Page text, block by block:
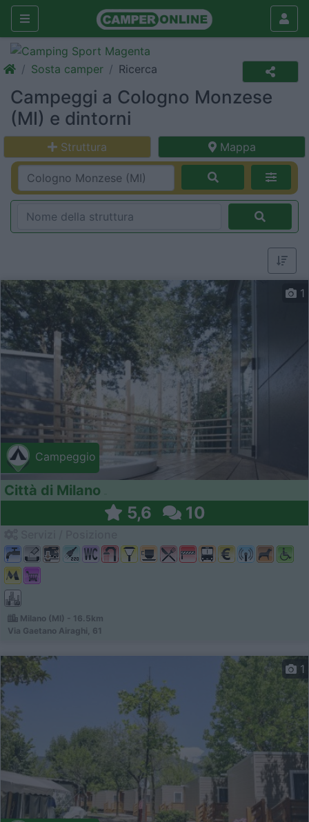
Sosta camper Ricerca
Campeggi a Cologno Monzese
(MI) e dintorni
Struttura Mappa
Campeggio
1
Città di Milano
5,6 10
Milano (MI) - 16.5km
Via Gaetano Airaghi, 61
1